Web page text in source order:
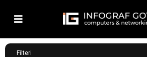
Filteri